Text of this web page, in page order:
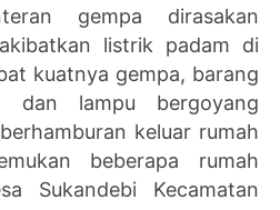
gempa dirasakan
listrik padam di
kuatnya gempa, barang
dan lampu bergoyang
keluar rumah
beberapa rumah
Sukandebi Kecamatan